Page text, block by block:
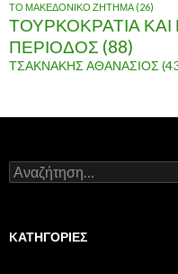
ΤΟ ΜΑΚΕΔΟΝΙΚΟ ΖΗΤΗΜΑ (26)
ΤΟΥΡΚΟΚΡΑΤΙΑ
ΠΕΡΙΟΔΟΣ (88)
ΤΣΑΚΝΑΚΗΣ ΑΘΑΝΑΣΙΟΣ
Α
ν
ή
KΑΤΗΓΟΡΊΕΣ